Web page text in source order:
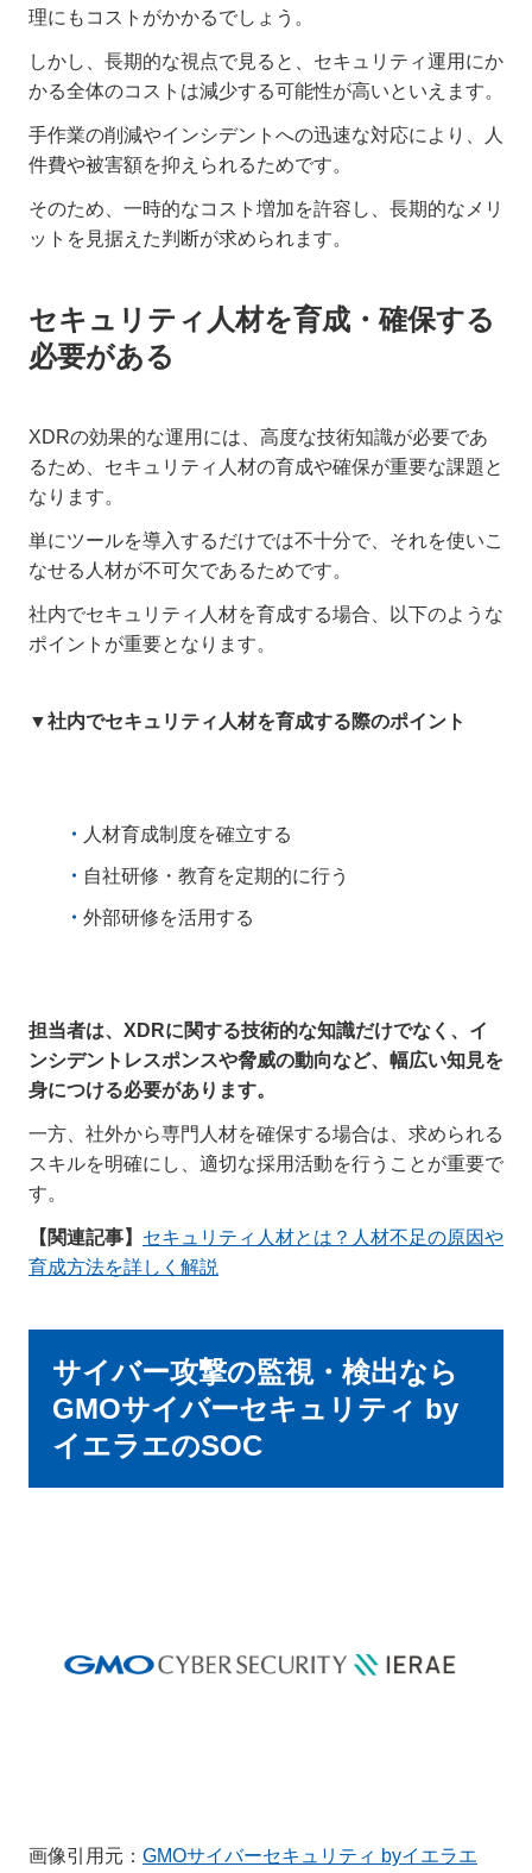
理にもコストがかかるでしょう。
しかし、長期的な視点で見ると、セキュリティ運用にか
かる全体のコストは減少する可能性が高いといえます。
手作業の削減やインシデントへの迅速な対応により、人
件費や被害額を抑えられるためです。
そのため、一時的なコスト増加を許容し、長期的なメリ
ットを見据えた判断が求められます。
セキュリティ人材を育成・確保する
必要がある
XDRの効果的な運用には、高度な技術知識が必要であ
るため、セキュリティ人材の育成や確保が重要な課題と
なります。
単にツールを導入するだけでは不十分で、それを使いこ
なせる人材が不可欠であるためです。
社内でセキュリティ人材を育成する場合、以下のような
ポイントが重要となります。
▼社内でセキュリティ人材を育成する際のポイント
人材育成制度を確立する
自社研修・教育を定期的に行う
外部研修を活用する
担当者は、XDRに関する技術的な知識だけでなく、イ
ンシデントレスポンスや脅威の動向など、幅広い知見を
身につける必要があります。
一方、社外から専門人材を確保する場合は、求められる
スキルを明確にし、適切な採用活動を行うことが重要で
す。
【関連記事】 セキュリティ人材とは？人材不足の原因や
育成方法を詳しく解説
サイバー攻撃の監視・検出なら
GMOサイバーセキュリティ by
イエラエのSOC
画像引用元： GMOサイバーセキュリティ byイエラエ